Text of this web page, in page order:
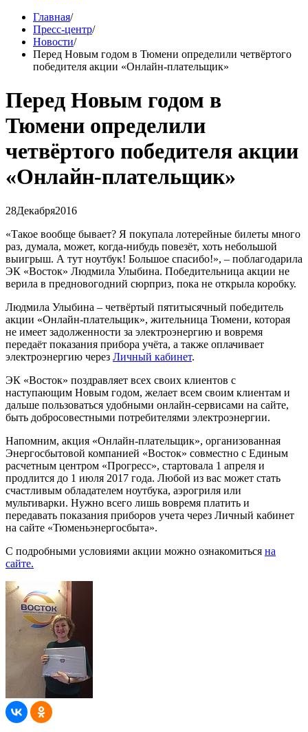
Главная/
Пресс-центр/
Новости/
Перед Новым годом в Тюмени определили четвёртого
победителя акции «Онлайн-плательщик»
Перед Новым годом в
Тюмени определили
четвёртого победителя акции
«Онлайн-плательщик»
28Декабря2016
«Такое вообще бывает? Я покупала лотерейные билеты много
раз, думала, может, когда-нибудь повезёт, хоть небольшой
выигрыш. А тут ноутбук! Большое спасибо!», – поблагодарила
ЭК «Восток» Людмила Улыбина. Победительница акции не
верила в предновогодний сюрприз, пока не открыла коробку.
Людмила Улыбина – четвёртый пятитысячный победитель
акции «Онлайн-плательщик», жительница Тюмени, которая
не имеет задолженности за электроэнергию и вовремя
передаёт показания прибора учёта, а также оплачивает
электроэнергию через Личный кабинет.
ЭК «Восток» поздравляет всех своих клиентов с
наступающим Новым годом, желает всем своим клиентам и
дальше пользоваться удобными онлайн-сервисами на сайте,
быть добросовестными потребителями электроэнергии.
Напомним, акция «Онлайн-плательщик», организованная
Энергосбытовой компанией «Восток» совместно с Единым
расчетным центром «Прогресс», стартовала 1 апреля и
продлится до 1 июля 2017 года. Любой из вас может стать
счастливым обладателем ноутбука, аэрогриля или
мультиварки. Нужно всего лишь вовремя платить и
передавать показания приборов учета через Личный кабинет
на сайте «Тюменьэнергосбыта».
C подробными условиями акции можно ознакомиться на
сайте.